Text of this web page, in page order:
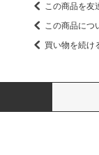
この商品を友
この商品につ
買い物を続け